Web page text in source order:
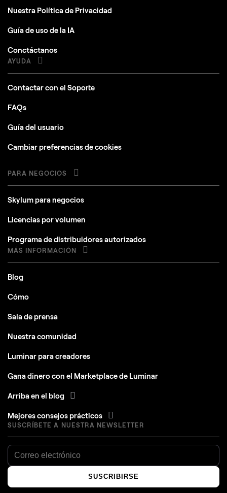
Nuestra Política de Privacidad
Guía de uso de la IA
Conctáctanos
AYUDA
Contactar con el Soporte
FAQs
Guía del usuario
Cambiar preferencias de cookies
PARA NEGOCIOS
Skylum para negocios
Licencias por volumen
Programa de distribuidores autorizados
MÁS INFORMACIÓN
Blog
Cómo
Sala de prensa
Nuestra comunidad
Luminar para creadores
Gana dinero con el Marketplace de Luminar
Arriba en el blog
Mejores consejos prácticos
SUSCRÍBETE A NUESTRA NEWSLETTER
SUSCRIBIRSE